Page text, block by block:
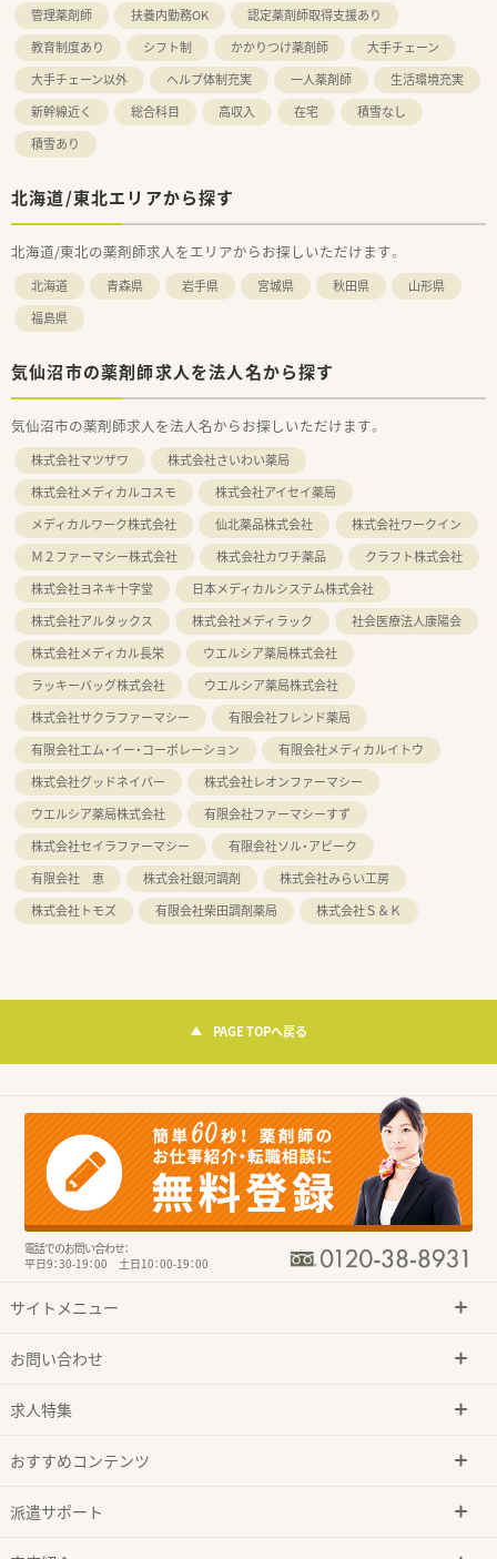
管理薬剤師
扶養内勤務OK
認定薬剤師取得支援あり
教育制度あり
シフト制 かかりつけ薬剤師
大手チェーン
大手チェーン以外
ヘルプ体制充実 一人薬剤師
生活環境充実
新幹線近く
総合科目 高収入 在宅
積雪なし
積雪あり
北海道/東北エリアから探す
北海道/東北の薬剤師求人をエリアからお探しいただけます。
北海道 青森県 岩手県 宮城県 秋田県
山形県
福島県
気仙沼市の薬剤師求人を法人名から探す
気仙沼市の薬剤師求人を法人名からお探しいただけます。
株式会社マツザワ
株式会社さいわい薬局
株式会社メディカルコスモ
株式会社アイセイ薬局
メディカルワーク株式会社
仙北薬品株式会社
株式会社ワークイン
Ｍ２ファーマシー株式会社
株式会社カワチ薬品
クラフト株式会社
株式会社ヨネキ十字堂
日本メディカルシステム株式会社
株式会社アルタックス
株式会社メディラック
社会医療法人康陽会
株式会社メディカル長栄
ウエルシア薬局株式会社
ラッキーバッグ株式会社
ウエルシア薬局株式会社
株式会社サクラファーマシー
有限会社フレンド薬局
有限会社エム・イー・コーポレーション
有限会社メディカルイトウ
株式会社グッドネイバー
株式会社レオンファーマシー
ウエルシア薬局株式会社
有限会社ファーマシーすず
株式会社セイラファーマシー
有限会社ソル・アビーク
有限会社 恵
株式会社銀河調剤
株式会社みらい工房
株式会社トモズ
有限会社柴田調剤薬局 株式会社Ｓ＆Ｋ
PAGE TOPへ戻る
電話でのお問い合わせ：
平日9：30-19：00 土日10：00-19：00
サイトメニュー
お問い合わせ
求人特集
おすすめコンテンツ
派遣サポート